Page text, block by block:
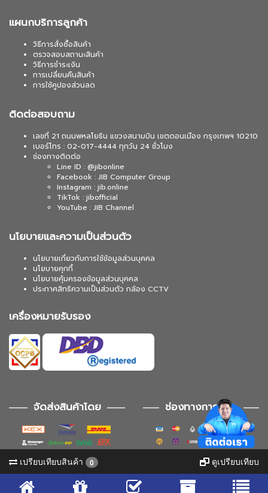
แผนกบริการลูกค้า
วิธีการสั่งซื้อสินค้า
ตรวจสอบสถานะสินค้า
วิธีการชำระเงิน
การเปลี่ยนคืนสินค้า
การใช้คูปองส่วนลด
ติดต่อสอบถาม
เลขที่ 21 ถนนพหลโยธิน แขวงสนามบิน เขตดอนเมือง กรุงเทพฯ 10210
เบอร์โทร : 02-017-4444 ทุกวัน 24 ชั่วโมง
ช่องทางติดต่อ
Line ID : @jibonline
Facebook : JIB Computer Group
Instagram : jib.online
TikTok : jibofficial
YouTube : JIB Channel
นโยบายและความเป็นส่วนตัว
นโยบายเกี่ยวกับการใช้ข้อมูลส่วนบุคคล
นโยบายคุกกี้
นโยบายคุ้มครองข้อมูลส่วนบุคคล
ประกาศสิทธิความเป็นส่วนตัว กล้อง CCTV
เครื่องหมายรับรอง
จัดส่งสินค้าโดย ช่องทางการชำระ
ช่องทางการติดตาม
เปรียบเทียบสินค้า 0 ดูเปรียบเทียบ